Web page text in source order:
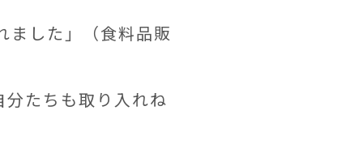
ました」（食料品販
たちも取り入れね